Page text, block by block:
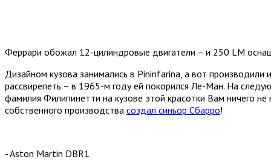
Феррари обожал 12-цилиндровые двигатели – и 250 LM
Дизайном кузова занимались в Pininfarina, а вот
рассвирепеть – в 1965-м году ей покорился Ле-Ман. На
фамилия Филипинетти на кузове этой красотки Вам ничего
собственного производства создал синьор Сбарро!
- Aston Martin DBR1